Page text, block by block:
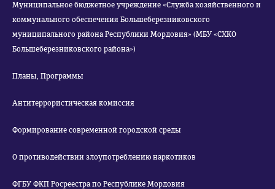
Муниципальное бюджетное учреждение «Служба хозяйственного и
коммунального обеспечения Большеберезниковского
муниципального района Республики Мордовия» (МБУ «СХКО
Большеберезниковского района»)
Планы, Программы
Антитеррористическая комиссия
Формирование современной городской среды
О противодействии злоупотреблению наркотиков
ФГБУ ФКП Росреестра по Республике Мордовия